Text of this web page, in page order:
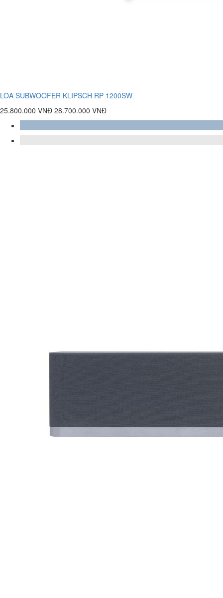
LOA SUBWOOFER KLIPSCH RP 1200SW
25.800.000 VNĐ 28.700.000 VNĐ